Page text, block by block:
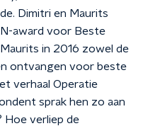
Dimitri en Maurits
award voor Beste
in 2016 zowel de
ontvangen voor beste
verhaal Operatie
sprak hen zo aan
Hoe verliep de